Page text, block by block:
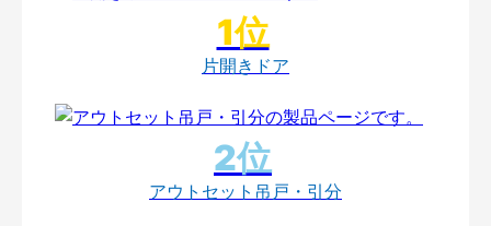
片開きドア
アウトセット吊戸・引分